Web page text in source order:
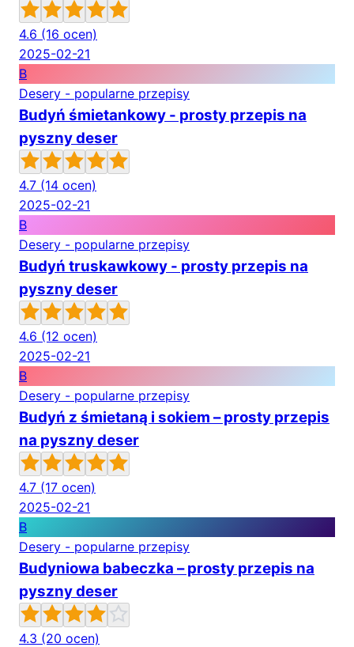
4.6 (16 ocen)
2025-02-21
B
Desery - popularne przepisy
Budyń śmietankowy - prosty przepis na
pyszny deser
4.7 (14 ocen)
2025-02-21
B
Desery - popularne przepisy
Budyń truskawkowy - prosty przepis na
pyszny deser
4.6 (12 ocen)
2025-02-21
B
Desery - popularne przepisy
Budyń z śmietaną i sokiem – prosty przepis
na pyszny deser
4.7 (17 ocen)
2025-02-21
B
Desery - popularne przepisy
Budyniowa babeczka – prosty przepis na
pyszny deser
4.3 (20 ocen)